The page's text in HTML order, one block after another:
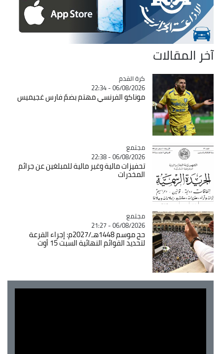
آخر المقالات
Catégorie
كرة القدم
06/08/2026 - 22:34
موناكو الفرنسي مهتم بضمّ فارس غجيميس
Catégorie
مجتمع
06/08/2026 - 22:38
تحفيزات مالية وغير مالية للمبلغين عن جرائم
المخدرات
Catégorie
مجتمع
06/08/2026 - 21:27
حج موسم 1448هـ/2027م: إجراء القرعة
لتحديد القوائم النهائية السبت 15 أوت